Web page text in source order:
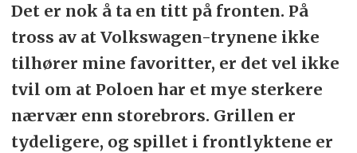
Det er nok å ta en titt på fronten. På
tross av at Volkswagen-trynene ikke
tilhører mine favoritter, er det vel ikke
tvil om at Poloen har et mye sterkere
nærvær enn storebrors. Grillen er
tydeligere, og spillet i frontlyktene er